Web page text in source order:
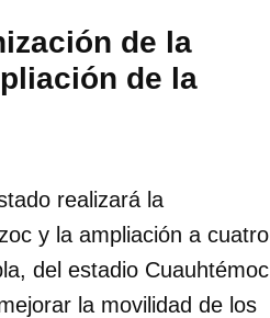
de la
de la
realizará la
y la ampliación a cuatro
del estadio Cuauhtémoc
la movilidad de los